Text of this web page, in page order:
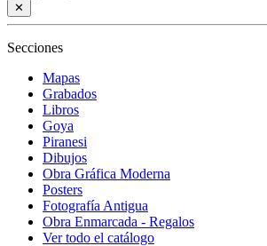
✕
Secciones
Mapas
Grabados
Libros
Goya
Piranesi
Dibujos
Obra Gráfica Moderna
Posters
Fotografía Antigua
Obra Enmarcada - Regalos
Ver todo el catálogo